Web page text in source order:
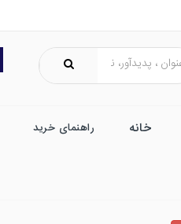
خانه راهنمای خرید